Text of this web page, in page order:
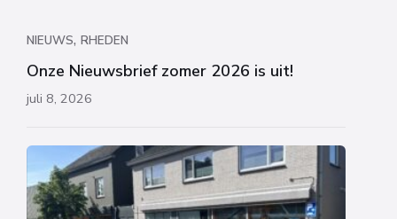
NIEUWS, RHEDEN
Onze Nieuwsbrief zomer 2026 is uit!
juli 8, 2026